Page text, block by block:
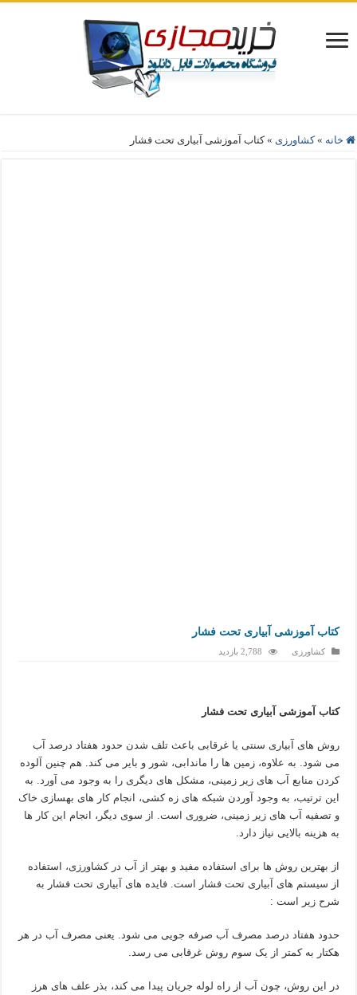
خانه » کشاورزی » کتاب آموزشی آبیاری تحت فشار
کتاب آموزشی آبیاری تحت فشار
کشاورزی 2,788 بازدید
کتاب آموزشی آبیاری تحت فشار
روش های آبیاری سنتی یا غرقابی باعث تلف شدن حدود هفتاد درصد آب
می شود. به علاوه، زمین ها را ماندابی، شور و بایر می کند. هم چنین آلوده
کردن منابع آب های زیر زمینی، مشکل های دیگری را به وجود می آورد. به
این ترتیب، به وجود آوردن شبکه های زه کشی، انجام کار های بهسازی خاک
و تصفیه آب های زیر زمینی، ضروری است. از سوی دیگر، انجام این کار ها
به هزینه بالایی نیاز دارد.
از بهترین روش ها برای استفاده مفید و بهتر از آب در کشاورزی، استفاده
از سیستم های آبیاری تحت فشار است. فایده های آبیاری تحت فشار به
شرح زیر است :
حدود هفتاد درصد مصرف آب صرفه جویی می شود. یعنی مصرف آب در هر
هکتار به کمتر از یک سوم روش غرقابی می رسد.
در این روش، چون آب از راه لوله جریان پیدا می کند، بذر علف های هرز